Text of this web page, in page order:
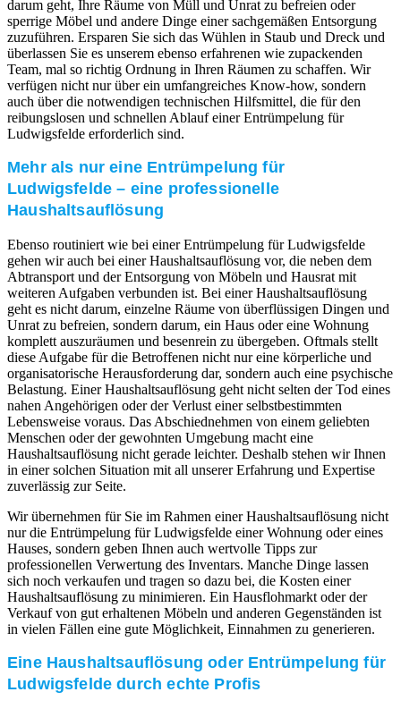
darum geht, Ihre Räume von Müll und Unrat zu befreien oder
sperrige Möbel und andere Dinge einer sachgemäßen Entsorgung
zuzuführen. Ersparen Sie sich das Wühlen in Staub und Dreck und
überlassen Sie es unserem ebenso erfahrenen wie zupackenden
Team, mal so richtig Ordnung in Ihren Räumen zu schaffen. Wir
verfügen nicht nur über ein umfangreiches Know-how, sondern
auch über die notwendigen technischen Hilfsmittel, die für den
reibungslosen und schnellen Ablauf einer Entrümpelung für
Ludwigsfelde erforderlich sind.
Mehr als nur eine Entrümpelung für
Ludwigsfelde – eine professionelle
Haushaltsauflösung
Ebenso routiniert wie bei einer Entrümpelung für Ludwigsfelde
gehen wir auch bei einer Haushaltsauflösung vor, die neben dem
Abtransport und der Entsorgung von Möbeln und Hausrat mit
weiteren Aufgaben verbunden ist. Bei einer Haushaltsauflösung
geht es nicht darum, einzelne Räume von überflüssigen Dingen und
Unrat zu befreien, sondern darum, ein Haus oder eine Wohnung
komplett auszuräumen und besenrein zu übergeben. Oftmals stellt
diese Aufgabe für die Betroffenen nicht nur eine körperliche und
organisatorische Herausforderung dar, sondern auch eine psychische
Belastung. Einer Haushaltsauflösung geht nicht selten der Tod eines
nahen Angehörigen oder der Verlust einer selbstbestimmten
Lebensweise voraus. Das Abschiednehmen von einem geliebten
Menschen oder der gewohnten Umgebung macht eine
Haushaltsauflösung nicht gerade leichter. Deshalb stehen wir Ihnen
in einer solchen Situation mit all unserer Erfahrung und Expertise
zuverlässig zur Seite.
Wir übernehmen für Sie im Rahmen einer Haushaltsauflösung nicht
nur die Entrümpelung für Ludwigsfelde einer Wohnung oder eines
Hauses, sondern geben Ihnen auch wertvolle Tipps zur
professionellen Verwertung des Inventars. Manche Dinge lassen
sich noch verkaufen und tragen so dazu bei, die Kosten einer
Haushaltsauflösung zu minimieren. Ein Hausflohmarkt oder der
Verkauf von gut erhaltenen Möbeln und anderen Gegenständen ist
in vielen Fällen eine gute Möglichkeit, Einnahmen zu generieren.
Eine Haushaltsauflösung oder Entrümpelung für
Ludwigsfelde durch echte Profis